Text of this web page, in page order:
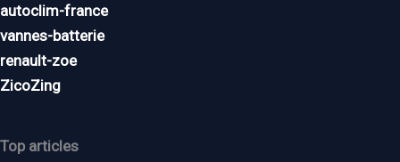
autoclim-france
vannes-batterie
renault-zoe
ZicoZing
Top articles